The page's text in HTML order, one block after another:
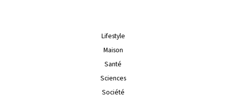
Lifestyle
Maison
Santé
Sciences
Société